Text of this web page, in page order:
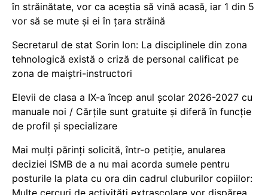
în străinătate, vor ca aceștia să vină acasă, iar 1 din 5
vor să se mute și ei în țara străină
Secretarul de stat Sorin Ion: La disciplinele din zona
tehnologică există o criză de personal calificat pe
zona de maiștri-instructori
Elevii de clasa a IX-a încep anul școlar 2026-2027 cu
manuale noi / Cărțile sunt gratuite și diferă în funcție
de profil și specializare
Mai mulți părinți solicită, într-o petiție, anularea
deciziei ISMB de a nu mai acorda sumele pentru
posturile la plata cu ora din cadrul cluburilor copiilor:
Multe cercuri de activități extrașcolare vor dispărea